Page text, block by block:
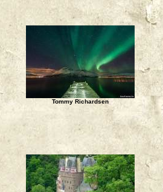
Tommy Richardsen